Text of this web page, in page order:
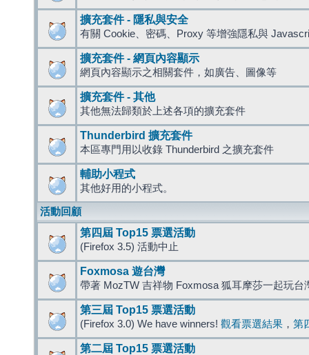
擴充套件 - 隱私與安全
有關 Cookie、密碼、Proxy 等增強隱私與
擴充套件 - 網頁內容顯示
網頁內容顯示之相關套件，如廣告、圖像等
擴充套件 - 其他
其他無法歸類於上述各項的擴充套件
Thunderbird 擴充套件
本區專門用以收錄 Thunderbird 之擴充套件
輔助小程式
其他好用的小程式。
活動回顧
第四屆 Top15 票選活動
(Firefox 3.5) 活動中止
Foxmosa 遊台灣
帶著 MozTW 吉祥物 Foxmosa 狐耳摩莎一起玩台
第三屆 Top15 票選活動
(Firefox 3.0) We have winners! 觀看票選結果 ， 第
第二屆 Top15 票選活動